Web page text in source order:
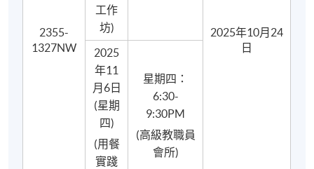
2355-
1327NW
工作
坊)
2025年10月24
日
2025
年11
月6日
(星期
四)
(用餐
實踐
星期四：
6:30-
9:30PM
(高級教職員
會所)